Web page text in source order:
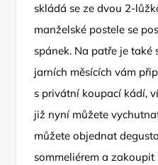
skládá se ze dvou 2-
manželské postele se
spánek. Na patře je
jarních měsících vám
s privátní koupací kádí,
již nyní můžete
můžete objednat
sommeliérem a